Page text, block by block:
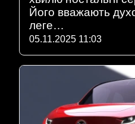
Його вважають
леге…
05.11.2025 11:03